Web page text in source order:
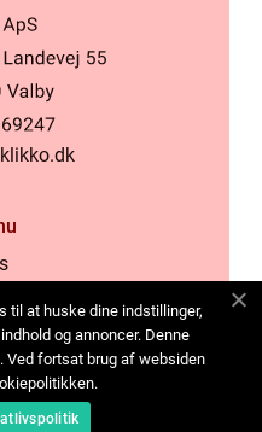
til at huske dine indstillinger,
og annoncer. Denne
Ved fortsat brug af websiden